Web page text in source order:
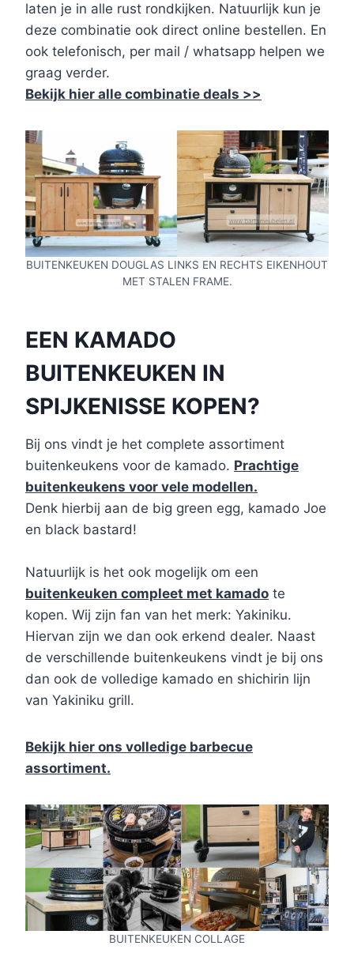
laten je in alle rust rondkijken. Natuurlijk kun je
deze combinatie ook direct online bestellen. En
ook telefonisch, per mail / whatsapp helpen we
graag verder.
Bekijk hier alle combinatie deals >>
BUITENKEUKEN DOUGLAS LINKS EN RECHTS EIKENHOUT
MET STALEN FRAME.
EEN KAMADO
BUITENKEUKEN IN
SPIJKENISSE KOPEN?
Bij ons vindt je het complete assortiment
buitenkeukens voor de kamado. Prachtige
buitenkeukens voor vele modellen.
Denk hierbij aan de big green egg, kamado Joe
en black bastard!
Natuurlijk is het ook mogelijk om een
buitenkeuken compleet met kamado te
kopen. Wij zijn fan van het merk: Yakiniku.
Hiervan zijn we dan ook erkend dealer. Naast
de verschillende buitenkeukens vindt je bij ons
dan ook de volledige kamado en shichirin lijn
van Yakiniku grill.
Bekijk hier ons volledige barbecue
assortiment.
BUITENKEUKEN COLLAGE